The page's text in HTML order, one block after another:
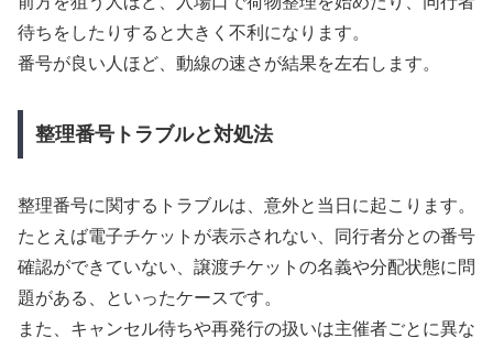
待ちをしたりすると大きく不利になります。
番号が良い人ほど、動線の速さが結果を左右します。
整理番号トラブルと対処法
整理番号に関するトラブルは、意外と当日に起こります。
たとえば電子チケットが表示されない、同行者分との番号
確認ができていない、譲渡チケットの名義や分配状態に問
題がある、といったケースです。
また、キャンセル待ちや再発行の扱いは主催者ごとに異な